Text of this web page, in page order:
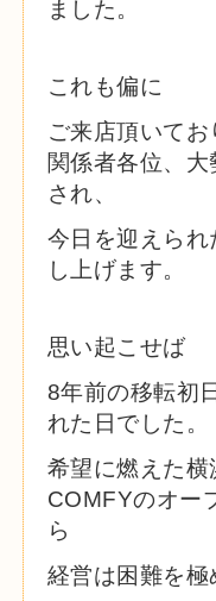
ました。
これも偏に
ご来店頂いてお
関係者各位、
され、
今日を迎えられ
し上げます。
思い起こせば
8年前の移転初
れた日でした。
希望に燃えた
COMFYのオー
ら
経営は困難を極